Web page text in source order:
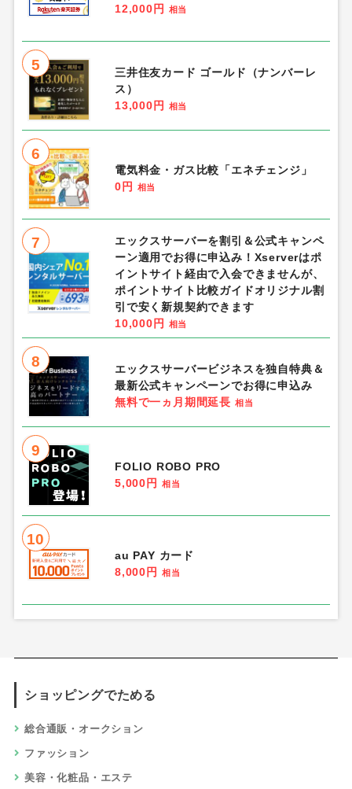
12,000円
相当
5
三井住友カード ゴールド（ナンバーレ
ス）
13,000円
相当
6
電気料金・ガス比較「エネチェンジ」
0円
相当
7
エックスサーバーを割引＆公式キャンペ
ーン適用でお得に申込み！Xserverはポ
イントサイト経由で入会できませんが、
ポイントサイト比較ガイドオリジナル割
引で安く新規契約できます
10,000円
相当
8
エックスサーバービジネスを独自特典＆
最新公式キャンペーンでお得に申込み
無料で一ヵ月期間延長 相当
9
FOLIO ROBO PRO
5,000円
相当
10
au PAY カード
8,000円
相当
ショッピングでためる
総合通販・オークション
ファッション
美容・化粧品・エステ